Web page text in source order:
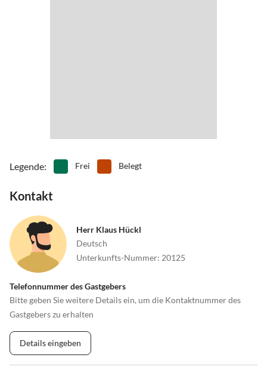
Legende: Frei Belegt
Kontakt
Herr Klaus Hückl
Deutsch
Unterkunfts-Nummer: 20125
Telefonnummer des Gastgebers
Bitte geben Sie weitere Details ein, um die Kontaktnummer des
Gastgebers zu erhalten
Details eingeben